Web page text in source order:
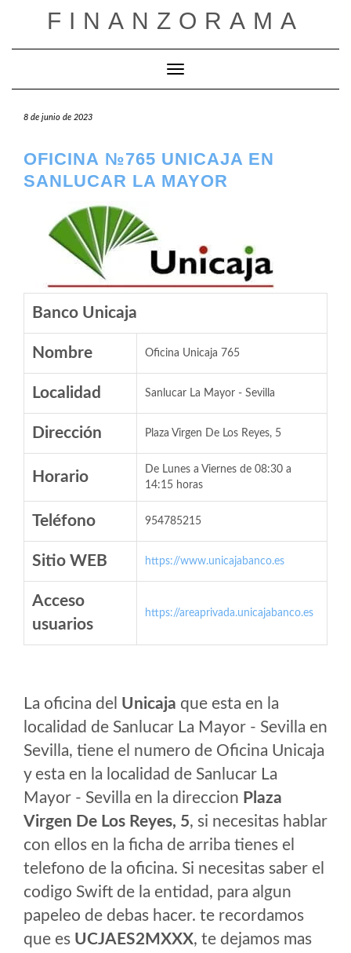
FINANZORAMA
Cambiar modo de navegación
8 de junio de 2023
OFICINA №765 UNICAJA EN
SANLUCAR LA MAYOR
Banco Unicaja
Nombre Oficina Unicaja 765
Localidad Sanlucar La Mayor - Sevilla
Dirección Plaza Virgen De Los Reyes, 5
Horario
De Lunes a Viernes de 08:30 a
14:15 horas
Teléfono 954785215
Sitio WEB https://www.unicajabanco.es
Acceso
usuarios
https://areaprivada.unicajabanco.es
La oficina del Unicaja que esta en la
localidad de Sanlucar La Mayor - Sevilla en
Sevilla, tiene el numero de Oficina Unicaja
y esta en la localidad de Sanlucar La
Mayor - Sevilla en la direccion Plaza
Virgen De Los Reyes, 5, si necesitas hablar
con ellos en la ficha de arriba tienes el
telefono de la oficina. Si necesitas saber el
codigo Swift de la entidad, para algun
papeleo de debas hacer. te recordamos
que es UCJAES2MXXX, te dejamos mas